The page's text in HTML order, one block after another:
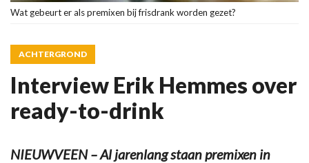
Wat gebeurt er als premixen bij frisdrank worden gezet?
ACHTERGROND
Interview Erik Hemmes over
ready-to-drink
NIEUWVEEN – Al jarenlang staan premixen in